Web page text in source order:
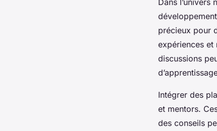
précieux pour
expériences et
discussions
Intégrer des
et mentors.
des conseils